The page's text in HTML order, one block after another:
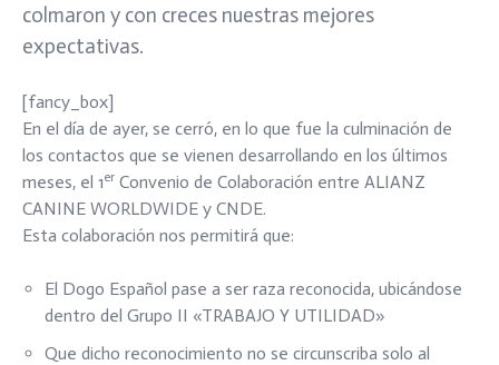
colmaron y con creces nuestras mejores
expectativas.
[fancy_box]
En el día de ayer, se cerró, en lo que fue la culminación de
los contactos que se vienen desarrollando en los últimos
meses, el 1er Convenio de Colaboración entre ALIANZ
CANINE WORLDWIDE y CNDE.
Esta colaboración nos permitirá que:
El Dogo Español pase a ser raza reconocida, ubicándose
dentro del Grupo II «TRABAJO Y UTILIDAD»
Que dicho reconocimiento no se circunscriba solo al